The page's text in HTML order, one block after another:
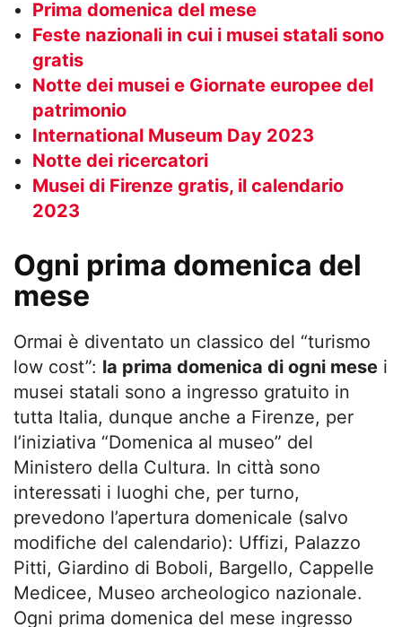
Prima domenica del mese
Feste nazionali in cui i musei statali sono
gratis
Notte dei musei e Giornate europee del
patrimonio
International Museum Day 2023
Notte dei ricercatori
Musei di Firenze gratis, il calendario
2023
Ogni prima domenica del
mese
Ormai è diventato un classico del “turismo
low cost”: la prima domenica di ogni mese i
musei statali sono a ingresso gratuito in
tutta Italia, dunque anche a Firenze, per
l’iniziativa “Domenica al museo” del
Ministero della Cultura. In città sono
interessati i luoghi che, per turno,
prevedono l’apertura domenicale (salvo
modifiche del calendario): Uffizi, Palazzo
Pitti, Giardino di Boboli, Bargello, Cappelle
Medicee, Museo archeologico nazionale.
Ogni prima domenica del mese ingresso